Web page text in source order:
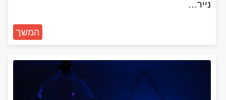
נייר…
המשך